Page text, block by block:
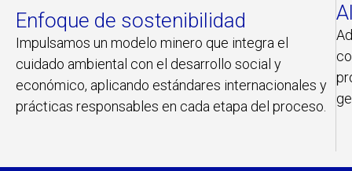
Enfoque de sostenibilidad
Impulsamos un modelo minero que integra el
cuidado ambiental con el desarrollo social y
económico, aplicando estándares internacionales y
prácticas responsables en cada etapa del proceso.